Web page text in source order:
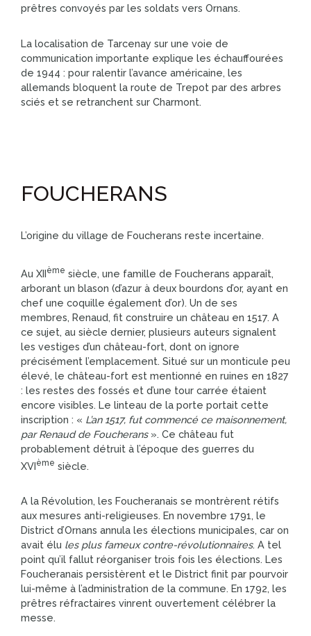
prêtres convoyés par les soldats vers Ornans.
La localisation de Tarcenay sur une voie de
communication importante explique les échauffourées
de 1944 : pour ralentir l’avance américaine, les
allemands bloquent la route de Trepot par des arbres
sciés et se retranchent sur Charmont.
FOUCHERANS
L’origine du village de Foucherans reste incertaine.
Au XIIème siècle, une famille de Foucherans apparaît,
arborant un blason (d’azur à deux bourdons d’or, ayant en
chef une coquille également d’or). Un de ses
membres, Renaud, fit construire un château en 1517. A
ce sujet, au siècle dernier, plusieurs auteurs signalent
les vestiges d’un château-fort, dont on ignore
précisément l’emplacement. Situé sur un monticule peu
élevé, le château-fort est mentionné en ruines en 1827
: les restes des fossés et d’une tour carrée étaient
encore visibles. Le linteau de la porte portait cette
inscription : « L’an 1517, fut commencé ce maisonnement,
par Renaud de Foucherans ». Ce château fut
probablement détruit à l’époque des guerres du
XVIème siècle.
A la Révolution, les Foucheranais se montrèrent rétifs
aux mesures anti-religieuses. En novembre 1791, le
District d’Ornans annula les élections municipales, car on
avait élu les plus fameux contre-révolutionnaires. A tel
point qu’il fallut réorganiser trois fois les élections. Les
Foucheranais persistèrent et le District finit par pourvoir
lui-même à l’administration de la commune. En 1792, les
prêtres réfractaires vinrent ouvertement célébrer la
messe.